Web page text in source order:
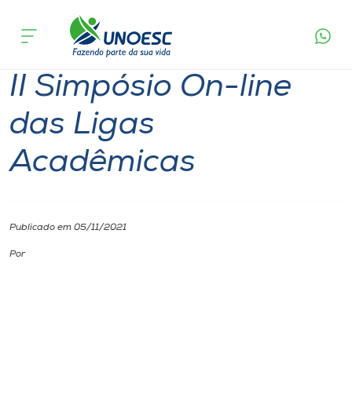
Cursos
Onde estamos
Pesquisa
Atendimento ao Estudante
Portal de Ensino
acontece
II Simpósio On-line
das Ligas
Acadêmicas
Publicado em 05/11/2021
Por